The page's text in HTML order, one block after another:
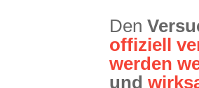
Den
offiziell
werden
und